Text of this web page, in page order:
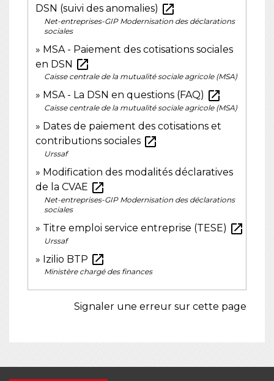
DSN (suivi des anomalies) open_in_new
Net-entreprises-GIP Modernisation des déclarations
sociales
MSA - Paiement des cotisations sociales
en DSN open_in_new
Caisse centrale de la mutualité sociale agricole (MSA)
MSA - La DSN en questions (FAQ) open_in_new
Caisse centrale de la mutualité sociale agricole (MSA)
Dates de paiement des cotisations et
contributions sociales open_in_new
Urssaf
Modification des modalités déclaratives
de la CVAE open_in_new
Net-entreprises-GIP Modernisation des déclarations
sociales
Titre emploi service entreprise (TESE) open_in_new
Urssaf
Izilio BTP open_in_new
Ministère chargé des finances
Signaler une erreur sur cette page